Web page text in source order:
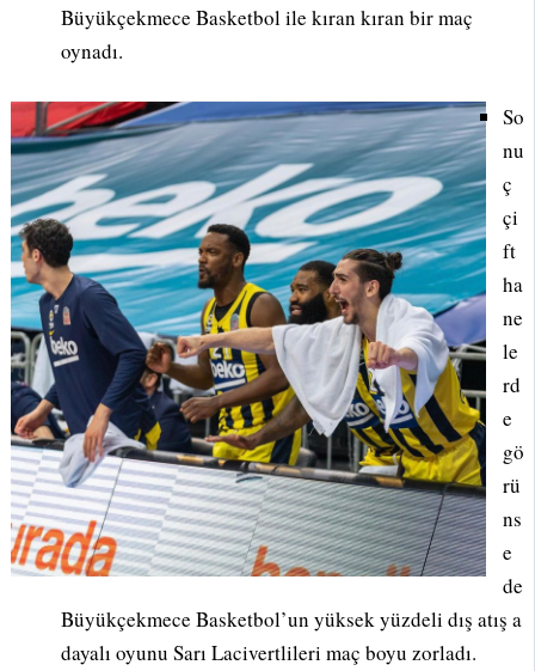
Büyükçekmece Basketbol ile kıran kıran bir maç
oynadı.
So
nu
ç
çi
ft
ha
ne
le
rd
e
gö
rü
ns
e
de
Büyükçekmece Basketbol’un yüksek yüzdeli dış atış a
dayalı oyunu Sarı Lacivertlileri maç boyu zorladı.